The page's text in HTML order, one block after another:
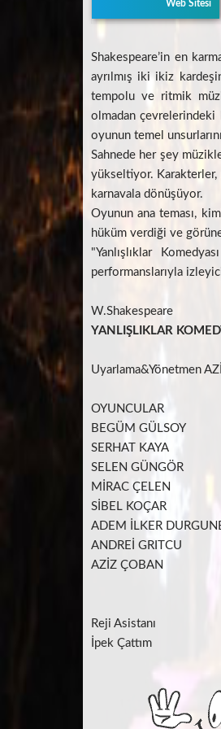
Web Sitesi
Shakespeare’in en
ayrılmış iki ikiz
tempolu ve ritmik
olmadan çevrelerindeki
oyunun temel
Sahnede her şey
yükseltiyor. Karakterler,
karnavala dönüşüyor.
Oyunun ana teması,
hüküm verdiği ve
"Yanlışlıklar
performanslarıyla
W.Shakespeare
YANLIŞLIKLAR
Uyarlama&Yönetmen
OYUNCULAR
BEGÜM GÜLSOY
SERHAT KAYA
SELEN GÜNGÖR
MİRAC ÇELEN
SİBEL KOÇAR
ADEM İLKER
ANDREİ GRITCU
AZİZ ÇOBAN
Reji Asistanı
İpek Çattım